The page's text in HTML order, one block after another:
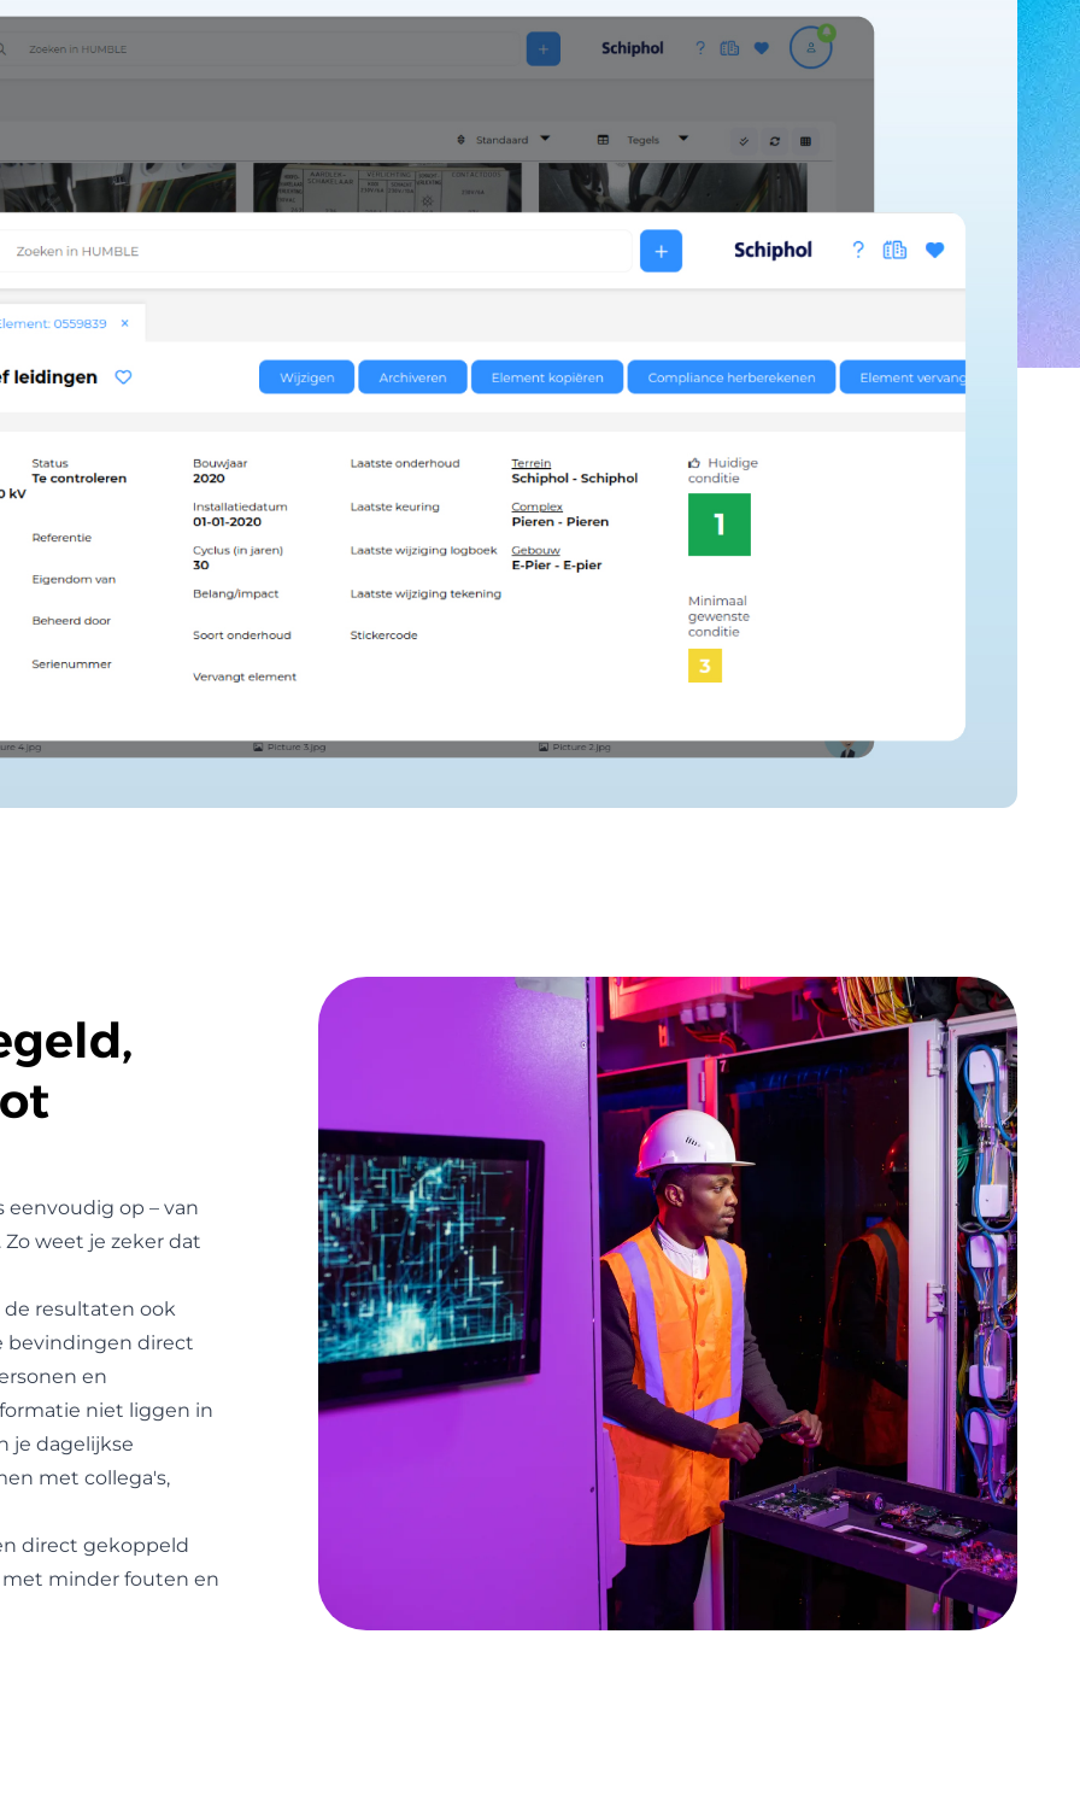
eenvoudig op – van
Zo weet je zeker dat
resultaten ook
bevindingen direct
en
niet liggen in
je dagelijkse
met collega's,
direct gekoppeld
met minder fouten en